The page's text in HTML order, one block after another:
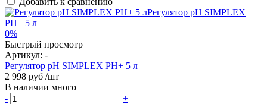
0%
Быстрый просмотр
Артикул: -
Регулятор pH SIMPLEX PH+ 5 л
2 998 руб /шт
В наличии много
-
+